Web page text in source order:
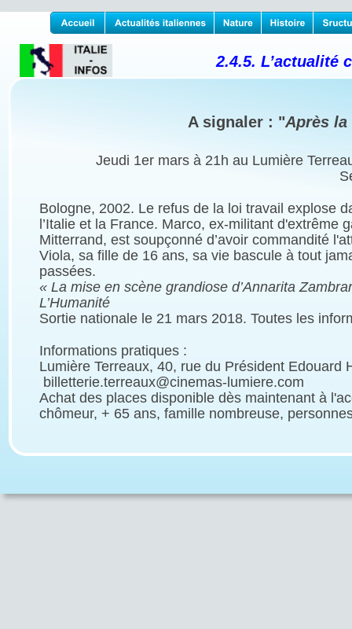
2.4.5. L’actualité
A signaler : "Après la
Jeudi 1er mars à 21h au Lumière
Bologne, 2002. Le refus de la loi travail explose
l’Italie et la France. Marco, ex-militant
Mitterrand, est soupçonné d’avoir commandité
Viola, sa fille de 16 ans, sa vie bascule à tout
passées.
« La mise en scène grandiose d’Annarita
L’Humanité
Sortie nationale le 21 mars 2018. Toutes les
Informations pratiques :
Lumière Terreaux, 40, rue du Président
billetterie.terreaux@cinemas-lumiere.com
Achat des places disponible dès maintenant à
chômeur, + 65 ans, famille nombreuse,